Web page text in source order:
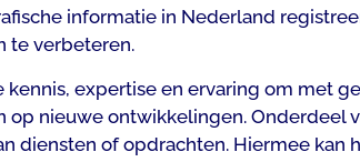
informatie in Nederland
te verbeteren.
expertise en ervaring om met
op nieuwe ontwikkelingen.
diensten of opdrachten. Hiermee